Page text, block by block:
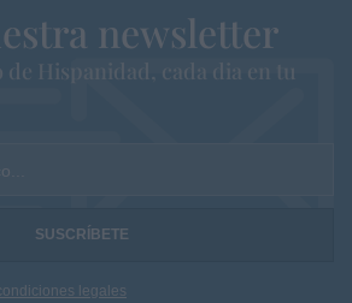
newsletter
Hispanidad, cada dia en tu
legales